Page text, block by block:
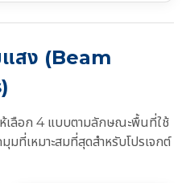
แสง (Beam
เลือก 4 แบบตามลักษณะพื้นที่ใช้
มที่เหมาะสมที่สุดสำหรับโปรเจกต์